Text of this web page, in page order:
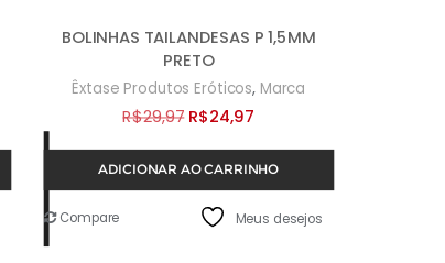
BOLINHAS TAILANDESAS P 1,5MM
PRETO
Êxtase Produtos Eróticos, Marca
R$29,97 O
preço
original
era:
R$29,97.
R$24,97O
preço
atual
R$24,97.
ADICIONAR AO CARRINHO
Compare Meus desejos